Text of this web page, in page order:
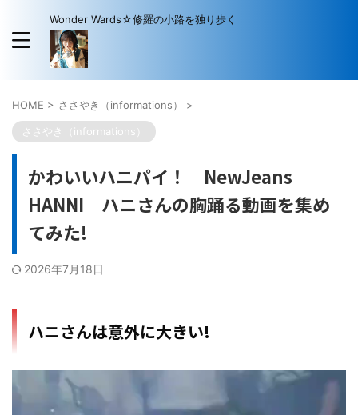
Wonder Wards☆修羅の小路を独り歩く
HOME > ささやき（informations） >
ささやき（informations）
かわいいハニパイ！ NewJeans
HANNI ハニさんの胸踊る動画を集め
てみた!
2026年7月18日
ハニさんは意外に大きい!